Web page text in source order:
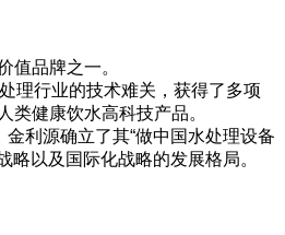
品牌之一。
理行业的技术难关，获得了多项
类健康饮水高科技产品。
利源确立了其“做中国水处理设备
以及国际化战略的发展格局。